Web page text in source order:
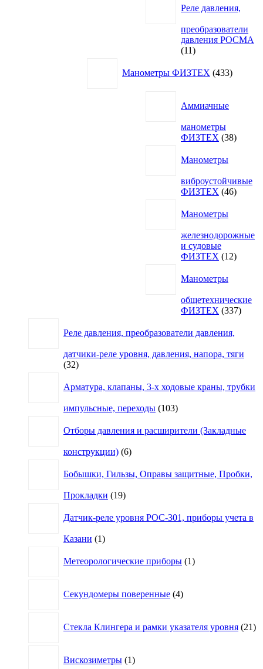
Реле давления,
преобразователи
давления РОСМА
1111
Манометры ФИЗТЕХ 433товара
Аммиачные
манометры
ФИЗТЕХ 3838
Манометры
виброустойчивые
ФИЗТЕХ 4646
Манометры
железнодорожные
и судовые
ФИЗТЕХ
1212
Манометры
общетехнические
ФИЗТЕХ 337337
Реле давления, преобразователи давления,
датчики-реле уровня, давления, напора, тяги
3232
Арматура, клапаны, 3-х ходовые краны, трубки
импульсные, переходы 103103
Отборы давления и расширители (Закладные
конструкции) 66
Бобышки, Гильзы, Оправы защитные, Пробки,
Прокладки 1919
Датчик-реле уровня РОС-301, приборы учета в
Казани 11
Метеорологические приборы 1товар
Секундомеры поверенные 4товара
Стекла Клингера и рамки указателя уровня 21
Вискозиметры 1товар